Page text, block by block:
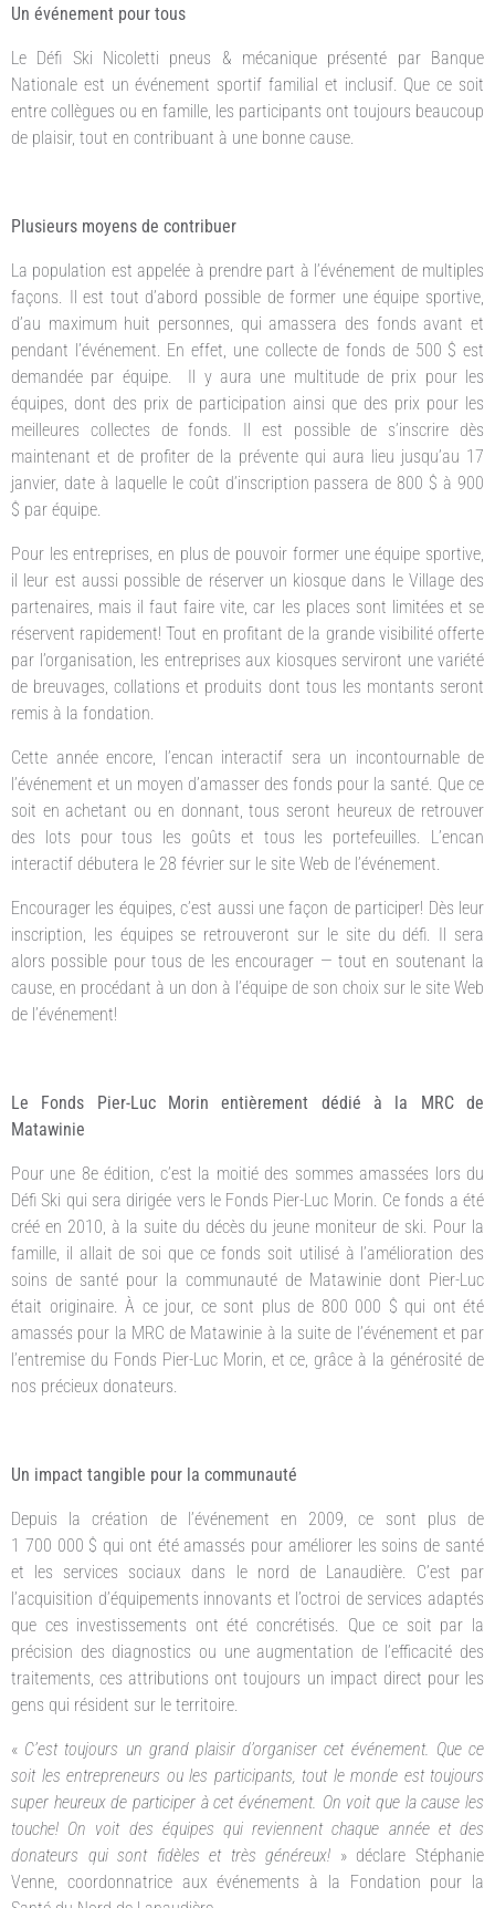
Un événement pour tous
Le Défi Ski Nicoletti pneus & mécanique présenté par Banque
Nationale est un événement sportif familial et inclusif. Que ce soit
entre collègues ou en famille, les participants ont toujours beaucoup
de plaisir, tout en contribuant à une bonne cause.
Plusieurs moyens de contribuer
La population est appelée à prendre part à l’événement de multiples
façons. Il est tout d’abord possible de former une équipe sportive,
d’au maximum huit personnes, qui amassera des fonds avant et
pendant l’événement. En effet, une collecte de fonds de 500 $ est
demandée par équipe. Il y aura une multitude de prix pour les
équipes, dont des prix de participation ainsi que des prix pour les
meilleures collectes de fonds. Il est possible de s’inscrire dès
maintenant et de profiter de la prévente qui aura lieu jusqu’au 17
janvier, date à laquelle le coût d’inscription passera de 800 $ à 900
$ par équipe.
Pour les entreprises, en plus de pouvoir former une équipe sportive,
il leur est aussi possible de réserver un kiosque dans le Village des
partenaires, mais il faut faire vite, car les places sont limitées et se
réservent rapidement! Tout en profitant de la grande visibilité offerte
par l’organisation, les entreprises aux kiosques serviront une variété
de breuvages, collations et produits dont tous les montants seront
remis à la fondation.
Cette année encore, l’encan interactif sera un incontournable de
l’événement et un moyen d’amasser des fonds pour la santé. Que ce
soit en achetant ou en donnant, tous seront heureux de retrouver
des lots pour tous les goûts et tous les portefeuilles. L’encan
interactif débutera le 28 février sur le site Web de l’événement.
Encourager les équipes, c’est aussi une façon de participer! Dès leur
inscription, les équipes se retrouveront sur le site du défi. Il sera
alors possible pour tous de les encourager ­— tout en soutenant la
cause, en procédant à un don à l’équipe de son choix sur le site Web
de l’événement!
Le Fonds Pier-Luc Morin entièrement dédié à la MRC de
Matawinie
Pour une 8e édition, c’est la moitié des sommes amassées lors du
Défi Ski qui sera dirigée vers le Fonds Pier-Luc Morin. Ce fonds a été
créé en 2010, à la suite du décès du jeune moniteur de ski. Pour la
famille, il allait de soi que ce fonds soit utilisé à l’amélioration des
soins de santé pour la communauté de Matawinie dont Pier-Luc
était originaire. À ce jour, ce sont plus de 800 000 $ qui ont été
amassés pour la MRC de Matawinie à la suite de l’événement et par
l’entremise du Fonds Pier-Luc Morin, et ce, grâce à la générosité de
nos précieux donateurs.
Un impact tangible pour la communauté
Depuis la création de l’événement en 2009, ce sont plus de
1 700 000 $ qui ont été amassés pour améliorer les soins de santé
et les services sociaux dans le nord de Lanaudière. C’est par
l’acquisition d’équipements innovants et l’octroi de services adaptés
que ces investissements ont été concrétisés. Que ce soit par la
précision des diagnostics ou une augmentation de l’efficacité des
traitements, ces attributions ont toujours un impact direct pour les
gens qui résident sur le territoire.
« C’est toujours un grand plaisir d’organiser cet événement. Que ce
soit les entrepreneurs ou les participants, tout le monde est toujours
super heureux de participer à cet événement. On voit que la cause les
touche! On voit des équipes qui reviennent chaque année et des
donateurs qui sont fidèles et très généreux! » déclare Stéphanie
Venne, coordonnatrice aux événements à la Fondation pour la